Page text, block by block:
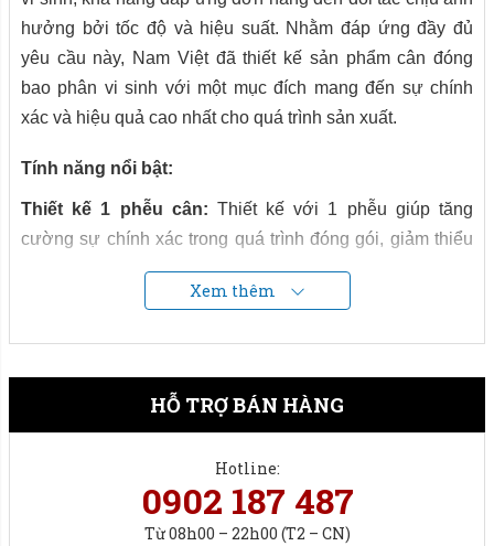
hưởng bởi tốc độ và hiệu suất. Nhằm đáp ứng đầy đủ
yêu cầu này, Nam Việt đã thiết kế sản phẩmcân đóng
bao phân vi sinh với một mục đích mang đến sự chính
xác và hiệu quả cao nhất cho quá trình sản xuất.
Tính năng nổi bật:
Thiết kế 1 phễu cân: Thiết kế với 1 phễu giúp tăng
cường sự chính xác trong quá trình đóng gói, giảm thiểu
sự thất thoát và đảm bảo hiệu suất tối đa.
Điều chỉnh linh hoạt:Máy với khả năng điều chỉnh linh
hoạt theo yêu cầu của từng loại phân vi sinh, giúp tối ưu
hóa quy trình sản xuất.
Loại bỏ công đoạn đóng gói bao bì thủ
Bảo dưỡng dễ dàng:Thiết kế linh hoạt giúp việc bảo
dưỡng và sửa chữa trở nên đơn giản, giảm thời gian
Xem thêm
HỖ TRỢ BÁN HÀNG
Hotline:
0902 187 487
Từ 08h00 – 22h00 (T2 – CN)